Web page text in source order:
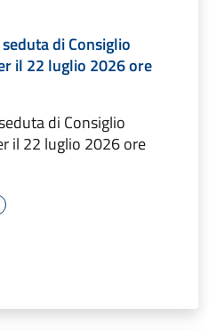
di Consiglio
il 22 luglio 2026 ore
di Consiglio
il 22 luglio 2026 ore